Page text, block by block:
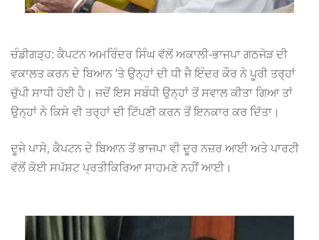
ਚੰਡੀਗੜ੍ਹ: ਕੈਪਟਨ ਅਮਰਿੰਦਰ ਸਿੰਘ ਵੱਲੋਂ ਅਕਾਲੀ-ਭਾਜਪਾ ਗਠਜੋੜ ਦੀ
ਵਕਾਲਤ ਕਰਨ ਦੇ ਬਿਆਨ ’ਤੇ ਉਨ੍ਹਾਂ ਦੀ ਧੀ ਜੈ ਇੰਦਰ ਕੌਰ ਨੇ ਪੂਰੀ ਤਰ੍ਹਾਂ
ਚੁੱਪੀ ਸਾਧੀ ਹੋਈ ਹੈ। ਜਦੋਂ ਇਸ ਸਬੰਧੀ ਉਨ੍ਹਾਂ ਤੋਂ ਸਵਾਲ ਕੀਤਾ ਗਿਆ ਤਾਂ
ਉਨ੍ਹਾਂ ਨੇ ਕਿਸੇ ਵੀ ਤਰ੍ਹਾਂ ਦੀ ਟਿੱਪਣੀ ਕਰਨ ਤੋਂ ਇਨਕਾਰ ਕਰ ਦਿੱਤਾ।
ਦੂਜੇ ਪਾਸੇ, ਕੈਪਟਨ ਦੇ ਬਿਆਨ ਤੋਂ ਭਾਜਪਾ ਵੀ ਦੂਰ ਨਜ਼ਰ ਆਈ ਅਤੇ ਪਾਰਟੀ
ਵੱਲੋਂ ਕੋਈ ਸਪੱਸ਼ਟ ਪ੍ਰਤੀਕਿਰਿਆ ਸਾਹਮਣੇ ਨਹੀਂ ਆਈ।